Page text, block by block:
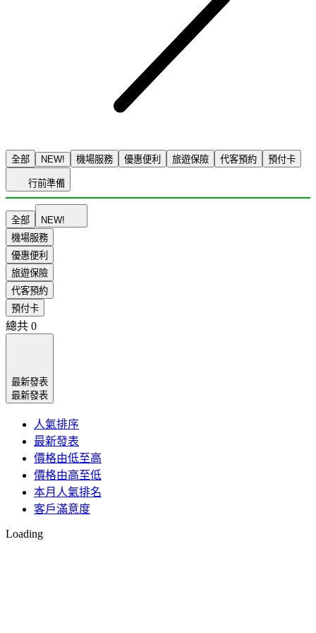
全部 NEW! 機場服務 優惠便利 旅遊保險 代客預約 預付卡
行前準備
全部
NEW!
機場服務
優惠便利
旅遊保險
代客預約
預付卡
總共 0
最新發表
最新發表
人氣排序
最新發表
價格由低至高
價格由高至低
本月人氣排名
客戶滿意度
Loading